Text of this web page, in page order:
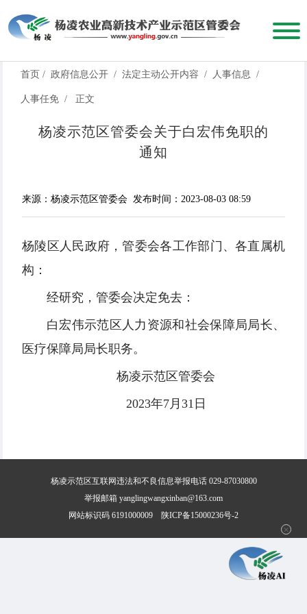
首页 / 政府信息公开 / 法定主动公开内容 / 人事信息 /
人事任免 / 正文
杨凌示范区管委会关于白宏伟免职的
通知
来源：杨凌示范区管委会 发布时间：2023-08-03 08:59
杨陵区人民政府，管委会各工作部门、各直属机
构：
经研究，管委会决定免去：
白宏伟示范区人力资源和社会保障局局长、
医疗保障局局长职务。
杨凌示范区管委会
2023年7月31日
杨凌示范区互联网违法和不良信息举报电话 029-87030800
举报邮箱 yanglingwangxinban@163.com
网站标识码 6191000009
陕ICP备15000236号-2
✕